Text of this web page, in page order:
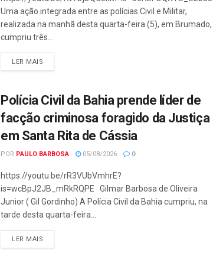
Uma ação integrada entre as polícias Civil e Militar,
realizada na manhã desta quarta-feira (5), em Brumado,
cumpriu três...
LER MAIS
Polícia Civil da Bahia prende líder de
facção criminosa foragido da Justiça
em Santa Rita de Cássia
POR PAULO BARBOSA 05/08/2026 0
https://youtu.be/rR3VUbVmhrE?
is=wcBpJ2JB_mRkRQPE Gilmar Barbosa de Oliveira
Junior ( Gil Gordinho) A Polícia Civil da Bahia cumpriu, na
tarde desta quarta-feira...
LER MAIS